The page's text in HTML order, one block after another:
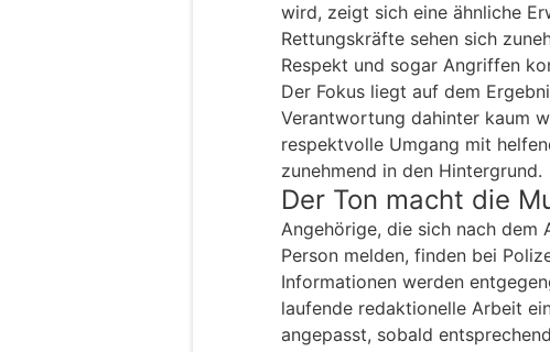
wird, zeigt sich eine ähnliche
Rettungskräfte sehen sich
Respekt und sogar Angriffen
Der Fokus liegt auf dem
Verantwortung dahinter kaum
respektvolle Umgang mit
zunehmend in den Hintergrund.
Der Ton macht die
Angehörige, die sich nach dem
Person melden, finden bei
Informationen werden
laufende redaktionelle Arbeit
angepasst, sobald